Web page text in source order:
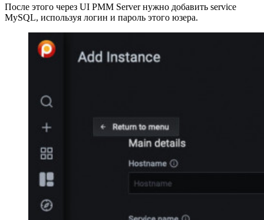
После этого через UI PMM Server нужно добавить service
MySQL, используя логин и пароль этого юзера.